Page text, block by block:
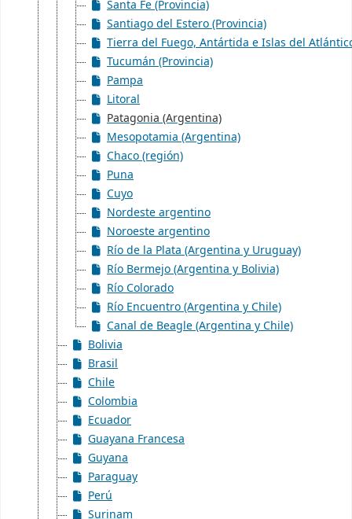
Santa Fe (Provincia)
Santiago del Estero (Provincia)
Tierra del Fuego, Antártida e Islas del
Tucumán (Provincia)
Pampa
Litoral
Patagonia (Argentina)
Mesopotamia (Argentina)
Chaco (región)
Puna
Cuyo
Nordeste argentino
Noroeste argentino
Río de la Plata (Argentina y Uruguay)
Río Bermejo (Argentina y Bolivia)
Río Colorado
Río Encuentro (Argentina y Chile)
Canal de Beagle (Argentina y Chile)
Bolivia
Brasil
Chile
Colombia
Ecuador
Guayana Francesa
Guyana
Paraguay
Perú
Surinam